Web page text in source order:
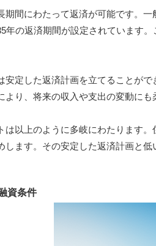
期間にわたって返済が可能です。
年の返済期間が設定されています
安定した返済計画を立てることが
より、将来の収入や支出の変動にも
は以上のように多岐にわたります
します。その安定した返済計画と
資条件